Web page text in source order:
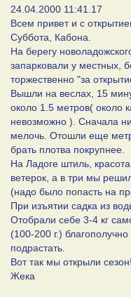
24.04.2000 11:41.17
Всем привет и с
Суббота, Кабона.
На берегу
запарковали у местных,
торжественно "за
Вышли на веслах, 15
около 1.5 метров( около
невозможно ). Сначала
мелочь. Отошли еще
брать плотва покрупнее.
На Ладоге штиль,
ветерок, а в три мы
(надо было попасть на
При изъятии садка из
Отобрали себе 3-4 кг
(100-200 г.)
подрастать.
Вот так мы открыли сезон!
Жека